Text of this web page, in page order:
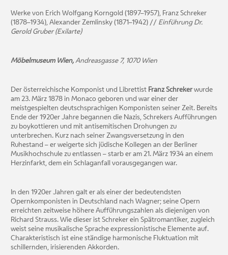
Werke von Erich Wolfgang Korngold (1897–1957), Franz Schreker
(1878–1934), Alexander Zemlinsky (1871–1942) // Einführung Dr.
Gerold Gruber (Exilarte)
Möbelmuseum Wien, Andreasgasse 7, 1070 Wien
Der österreichische Komponist und Librettist Franz Schrekerwurde
am 23. März 1878 in Monaco geboren und war einer der
meistgespielten deutschsprachigen Komponisten seiner Zeit. Bereits
Ende der 1920er Jahre begannen die Nazis, Schrekers Aufführungen
zu boykottieren und mit antisemitischen Drohungen zu
unterbrechen. Kurz nach seiner Zwangsversetzung in den
Ruhestand – er weigerte sich jüdische Kollegen an der Berliner
Musikhochschule zu entlassen – starb er am 21. März 1934 an einem
Herzinfarkt, dem ein Schlaganfall vorausgegangen war.
In den 1920er Jahren galt er als einer der bedeutendsten
Opernkomponisten in Deutschland nach Wagner; seine Opern
erreichten zeitweise höhere Aufführungszahlen als diejenigen von
Richard Strauss. Wie dieser ist Schreker ein Spätromantiker, zugleich
weist seine musikalische Sprache expressionistische Elemente auf.
Charakteristisch ist eine ständige harmonische Fluktuation mit
schillernden, irisierenden Akkorden.